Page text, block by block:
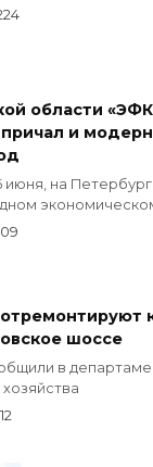
области
и
июня, на
шоссе
в